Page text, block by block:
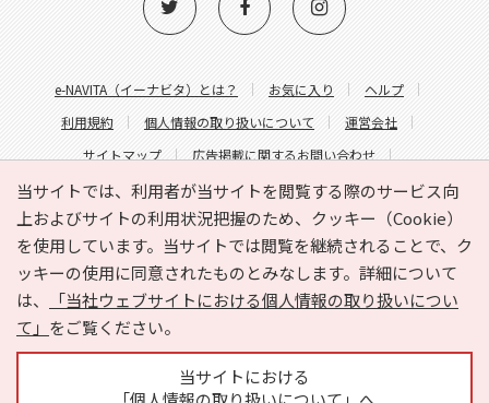
当サイトでは、利用者が当サイトを閲覧する際のサービス向
上およびサイトの利用状況把握のため、クッキー（Cookie）
を使用しています。当サイトでは閲覧を継続されることで、ク
ッキーの使用に同意されたものとみなします。詳細について
は、
「当社ウェブサイトにおける個人情報の取り扱いについ
て」 をご覧ください。
当サイトにおける
e-NAVITA（イーナビタ）とは？ お気に入り
ヘルプ
利用規約
個人情報の取り扱いについて
運営会社
サイトマップ
広告掲載に関するお問い合わせ
サイトの内容に関するお問い合わせ
Copyright © HYOJITO.Co.,Ltd. All Rights Reserved.